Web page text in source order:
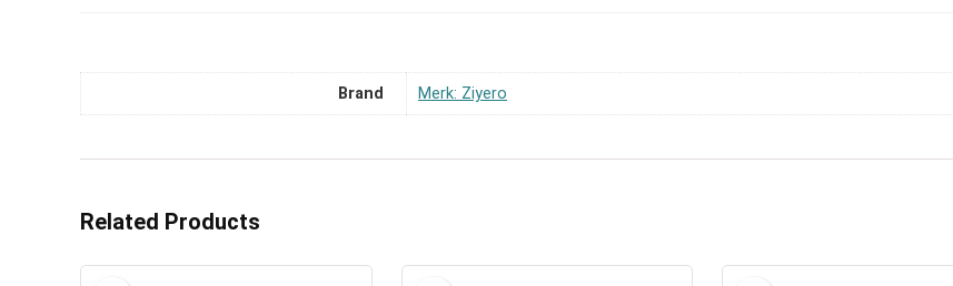
Brand Merk: Ziyero
Related Products